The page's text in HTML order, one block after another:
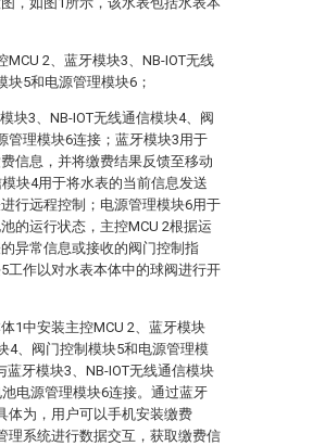
MCU 2、蓝牙模块3、NB-IOT无线
块5和电源管理模块6；
块3、NB-IOT无线通信模块4、阀
管理模块6连接；蓝牙模块3用于
信息，并将缴费结果反馈至移动
块4用于将水表的当前信息发送
行远程控制；电源管理模块6用于
的运行状态，主控MCU 2根据运
异常信息或接收的阀门控制指
工作以对水表本体中的球阀进行开
1中安装主控MCU 2、蓝牙模块
4、阀门控制模块5和电源管理模
蓝牙模块3、NB-IOT无线通信模块
电源管理模块6连接。通过蓝牙
体为，用户可以手机安装缴费
理系统进行数据交互，获取缴费信